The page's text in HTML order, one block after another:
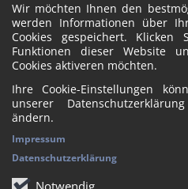
Wir möchten Ihnen den
werden Informationen über
Cookies gespeichert. Klicken
Funktionen dieser Website
Cookies aktiveren möchten.
Ihre Cookie-Einstellungen
unserer
ändern.
Impressum
Datenschutzerklärung